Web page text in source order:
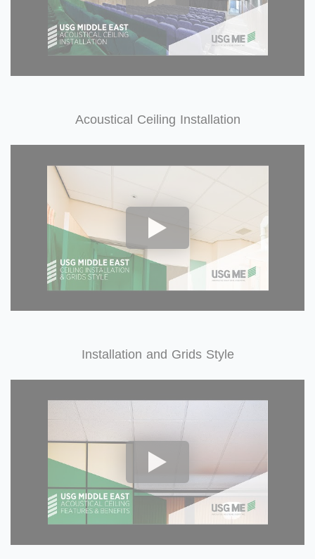
Acoustical Ceiling Installation
Installation and Grids Style